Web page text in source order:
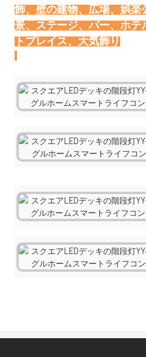
飾、壁の建物、広場、娯楽
景、ステージ、バー、ホテ